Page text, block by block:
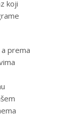
koji
prema